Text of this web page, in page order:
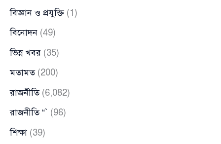
বিজ্ঞান ও প্রযুক্তি (1)
বিনোদন (49)
ভিন্ন খবর (35)
মতামত(200)
রাজনীতি(6,082)
রাজনীতি “` (96)
শিক্ষা (39)